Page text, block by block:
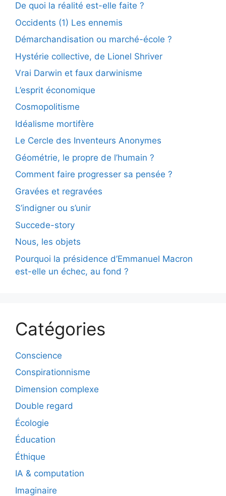
De quoi la réalité est-elle faite ?
Occidents (1) Les ennemis
Démarchandisation ou marché-école ?
Hystérie collective, de Lionel Shriver
Vrai Darwin et faux darwinisme
L’esprit économique
Cosmopolitisme
Idéalisme mortifère
Le Cercle des Inventeurs Anonymes
Géométrie, le propre de l’humain ?
Comment faire progresser sa pensée ?
Gravées et regravées
S’indigner ou s’unir
Succede-story
Nous, les objets
Pourquoi la présidence d’Emmanuel Macron
est-elle un échec, au fond ?
Catégories
Conscience
Conspirationnisme
Dimension complexe
Double regard
Écologie
Éducation
Éthique
IA & computation
Imaginaire